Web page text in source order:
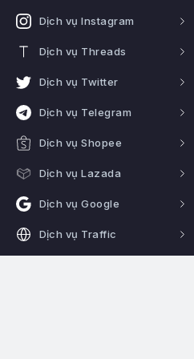
Dịch vụ Instagram
Dịch vụ Threads
Dịch vụ Twitter
Dịch vụ Telegram
Dịch vụ Shopee
Dịch vụ Lazada
Dịch vụ Google
Dịch vụ Traffic